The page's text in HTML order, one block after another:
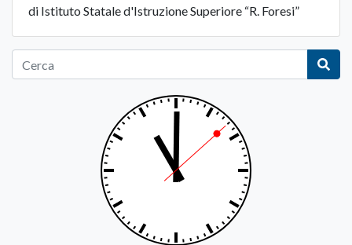
di Istituto Statale d'Istruzione Superiore “R. Foresi”